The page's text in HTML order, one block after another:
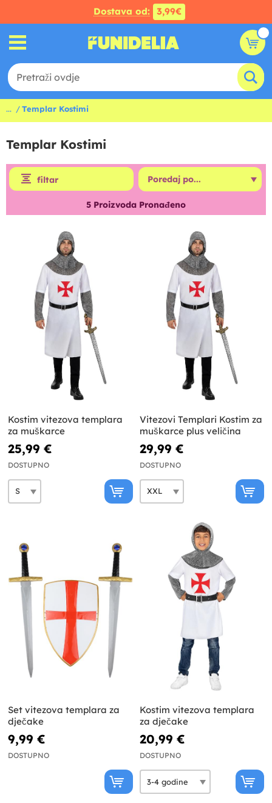
Dostava od: 3,99€
... Templar Kostimi
Templar Kostimi
filtar
5 Proizvoda Pronađeno
Kostim vitezova templara
za muškarce
25,99 €
DOSTUPNO
Vitezovi Templari Kostim za
muškarce plus veličina
29,99 €
DOSTUPNO
Set vitezova templara za
dječake
9,99 €
DOSTUPNO
Kostim vitezova templara
za dječake
20,99 €
DOSTUPNO